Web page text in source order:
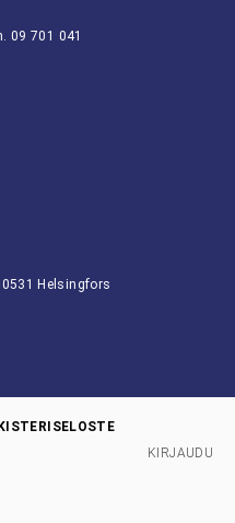
09 701 041
Helsingfors
KIRJAUDU